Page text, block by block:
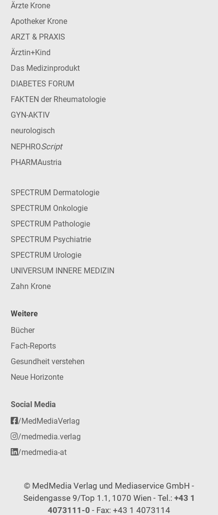
Ärzte Krone
Apotheker Krone
ARZT & PRAXIS
Ärztin+Kind
Das Medizinprodukt
DIABETES FORUM
FAKTEN der Rheumatologie
GYN-AKTIV
neurologisch
NEPHROScript
PHARMAustria
SPECTRUM Dermatologie
SPECTRUM Onkologie
SPECTRUM Pathologie
SPECTRUM Psychiatrie
SPECTRUM Urologie
UNIVERSUM INNERE MEDIZIN
Zahn Krone
Weitere
Bücher
Fach-Reports
Gesundheit verstehen
Neue Horizonte
Social Media
/MedMediaVerlag
/medmedia.verlag
/medmedia-at
© MedMedia Verlag und Mediaservice GmbH -
Seidengasse 9/Top 1.1, 1070 Wien - Tel.: +43 1
4073111-0 - Fax: +43 1 4073114